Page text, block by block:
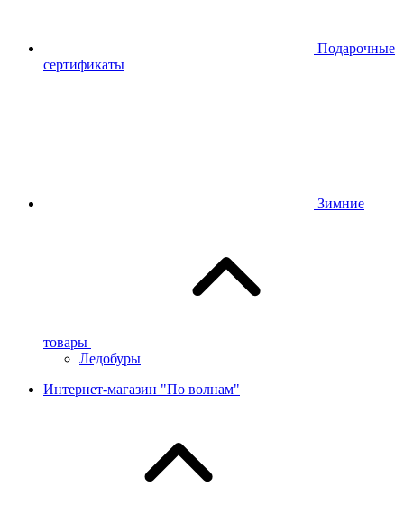
Подарочные
сертификаты
Зимние
товары
Ледобуры
Интернет-магазин "По волнам"